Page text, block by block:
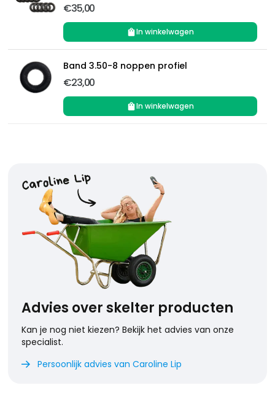
€35,00
In winkelwagen
Band 3.50-8 noppen profiel
€23,00
In winkelwagen
Advies over skelter producten
Kan je nog niet kiezen? Bekijk het advies van onze
specialist.
 Persoonlijk advies van Caroline Lip